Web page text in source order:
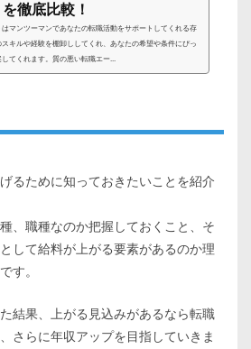
徹底比較！
マンツーマンであなたの転職活動をサポートしてくれる存
キルや経験を棚卸ししてくれ、あなたの希望や条件にぴっ
てくれます。質の悪い転職エー...
るために知っておきたいことを紹介
、職種なのか把握しておくこと、そ
して給料が上がる要素があるのか理
す。
結果、上がる見込みがあるなら転職
さらに年収アップを目指していきま